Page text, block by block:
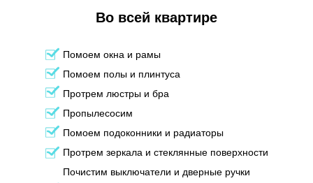
Во всей квартире
Помоем окна и рамы
Помоем полы и плинтуса
Протрем люстры и бра
Пропылесосим
Помоем подоконники и радиаторы
Протрем зеркала и стеклянные поверхности
Почистим выключатели и дверные ручки